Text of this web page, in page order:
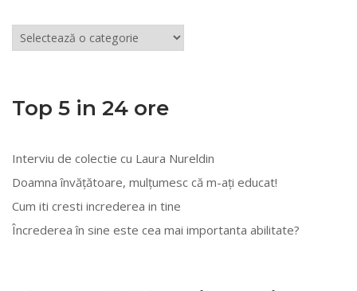
Articole
din
categorii
Top 5 in 24 ore
Interviu de colectie cu Laura Nureldin
Doamna învățătoare, mulțumesc că m-ați educat!
Cum iti cresti increderea in tine
Încrederea în sine este cea mai importanta abilitate?